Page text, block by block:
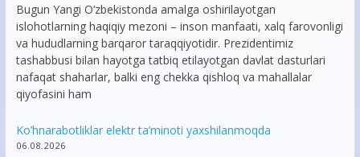
Bugun Yangi O‘zbekistonda amalga oshirilayotgan
islohotlarning haqiqiy mezoni – inson manfaati, xalq farovonligi
va hududlarning barqaror taraqqiyotidir. Prezidentimiz
tashabbusi bilan hayotga tatbiq etilayotgan davlat dasturlari
nafaqat shaharlar, balki eng chekka qishloq va mahallalar
qiyofasini ham
Ko’hnarabotliklar elektr ta’minoti yaxshilanmoqda
06.08.2026